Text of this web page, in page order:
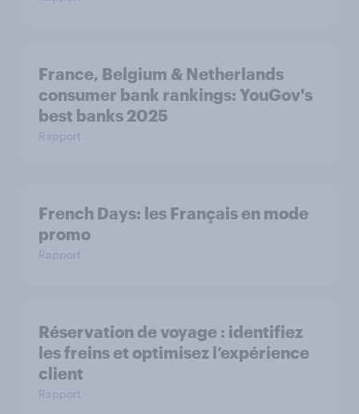
France, Belgium & Netherlands
consumer bank rankings: YouGov's
best banks 2025
Rapport
French Days: les Français en mode
promo
Rapport
Réservation de voyage : identifiez
les freins et optimisez l’expérience
client
Rapport